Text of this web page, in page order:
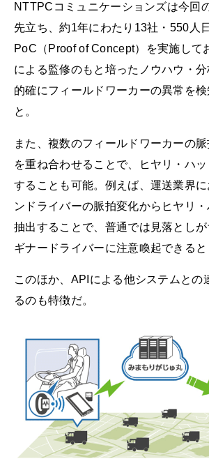
NTTPCコミュニケーションズは今回
先立ち、約1年にわたり13社・550人
PoC（Proof of Concept）を実施して
による監修のもと培ったノウハウ・
的確にフィールドワーカーの異常を検
と。
また、複数のフィールドワーカーの
を重ね合わせることで、ヒヤリ・ハ
することも可能。例えば、運送業界
ンドライバーの脈拍変化からヒヤリ
抽出することで、普通では見落とし
ギナードライバーに注意喚起できると
このほか、APIによる他システムとの
るのも特徴だ。